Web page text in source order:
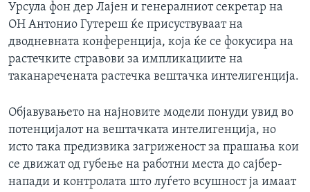
Урсула фон дер Лајен и генералниот секретар на
ОН Антонио Гутереш ќе присуствуваат на
дводневната конференција, која ќе се фокусира на
растечките стравови за импликациите на
таканаречената растечка вештачка интелигенција.
Објавувањето на најновите модели понуди увид во
потенцијалот на вештачката интелигенција, но
исто така предизвика загриженост за прашања кои
се движат од губење на работни места до сајбер-
напади и контролата што луѓето всушност ја имаат